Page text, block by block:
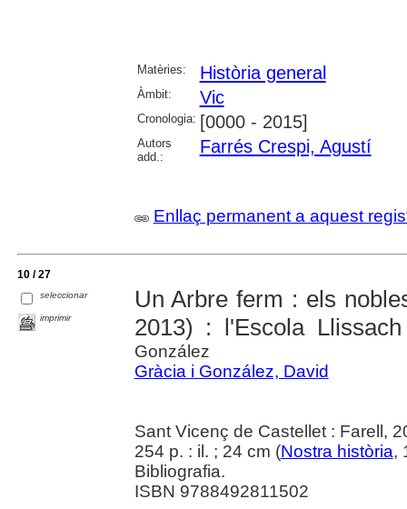
Matèries: Història general
Àmbit: Vic
Cronologia: [0000 - 2015]
Autors
add.:
Farrés Crespi, Agustí
Enllaç permanent a aquest
10 / 27
seleccionar
imprimir
Un Arbre ferm : els
2013) : l'Escola
González
Gràcia i González, David
Sant Vicenç de Castellet : Farell,
254 p. : il. ; 24 cm (Nostra història,
Bibliografia.
ISBN 9788492811502